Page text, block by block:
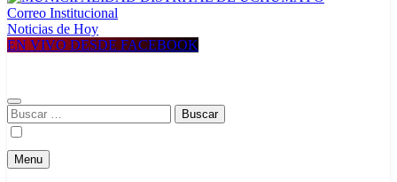
MUNICIPALIDAD DISTRITAL DE UCHUMAYO
Construyendo una nueva Historia
Correo Institucional
Noticias de Hoy
EN VIVO DESDE FACEBOOK
Buscar:
Menu